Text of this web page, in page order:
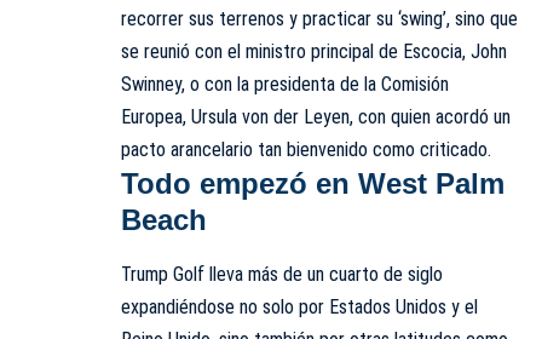
recorrer sus terrenos y practicar su ‘swing’, sino que
se reunió con el ministro principal de Escocia, John
Swinney, o con la presidenta de la Comisión
Europea, Ursula von der Leyen, con quien acordó un
pacto arancelario tan bienvenido como criticado.
Todo empezó en West Palm
Beach
Trump Golf lleva más de un cuarto de siglo
expandiéndose no solo por Estados Unidos y el